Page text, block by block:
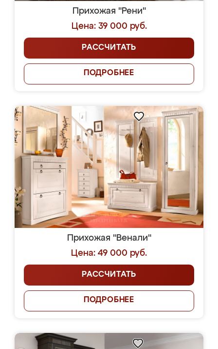
Прихожая "Рени"
Цена: 39 000 руб.
РАССЧИТАТЬ
ПОДРОБНЕЕ
Прихожая "Венали"
Цена: 49 000 руб.
РАССЧИТАТЬ
ПОДРОБНЕЕ